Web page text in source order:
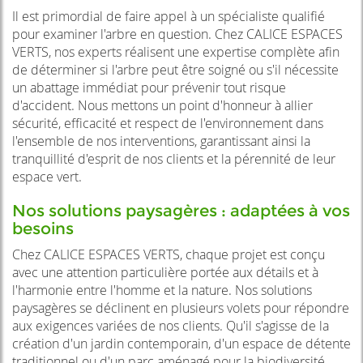
Il est primordial de faire appel à un spécialiste qualifié
pour examiner l'arbre en question. Chez CALICE ESPACES
VERTS, nos experts réalisent une expertise complète afin
de déterminer si l'arbre peut être soigné ou s'il nécessite
un abattage immédiat pour prévenir tout risque
d'accident. Nous mettons un point d'honneur à allier
sécurité, efficacité et respect de l'environnement dans
l'ensemble de nos interventions, garantissant ainsi la
tranquillité d'esprit de nos clients et la pérennité de leur
espace vert.
Nos solutions paysagères : adaptées à vos
besoins
Chez CALICE ESPACES VERTS, chaque projet est conçu
avec une attention particulière portée aux détails et à
l'harmonie entre l'homme et la nature. Nos solutions
paysagères se déclinent en plusieurs volets pour répondre
aux exigences variées de nos clients. Qu'il s'agisse de la
création d'un jardin contemporain, d'un espace de détente